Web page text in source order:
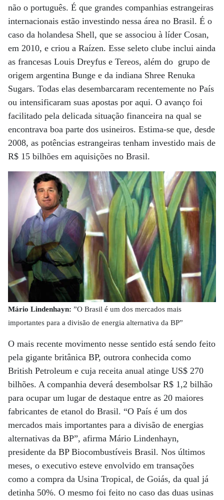
não o português. É que grandes companhias estrangeiras
internacionais estão investindo nessa área no Brasil. É o
caso da holandesa Shell, que se associou à líder Cosan,
em 2010, e criou a Raízen. Esse seleto clube inclui ainda
as francesas Louis Dreyfus e Tereos, além do grupo de
origem argentina Bunge e da indiana Shree Renuka
Sugars. Todas elas desembarcaram recentemente no País
ou intensificaram suas apostas por aqui. O avanço foi
facilitado pela delicada situação financeira na qual se
encontrava boa parte dos usineiros. Estima-se que, desde
2008, as potências estrangeiras tenham investido mais de
R$ 15 bilhões em aquisições no Brasil.
Mário Lindenhayn: ”O Brasil é um dos mercados mais
importantes para a divisão de energia alternativa da BP”
O mais recente movimento nesse sentido está sendo feito
pela gigante britânica BP, outrora conhecida como
British Petroleum e cuja receita anual atinge US$ 270
bilhões. A companhia deverá desembolsar R$ 1,2 bilhão
para ocupar um lugar de destaque entre as 20 maiores
fabricantes de etanol do Brasil. “O País é um dos
mercados mais importantes para a divisão de energias
alternativas da BP”, afirma Mário Lindenhayn,
presidente da BP Biocombustíveis Brasil. Nos últimos
meses, o executivo esteve envolvido em transações
como a compra da Usina Tropical, de Goiás, da qual já
detinha 50%. O mesmo foi feito no caso das duas usinas